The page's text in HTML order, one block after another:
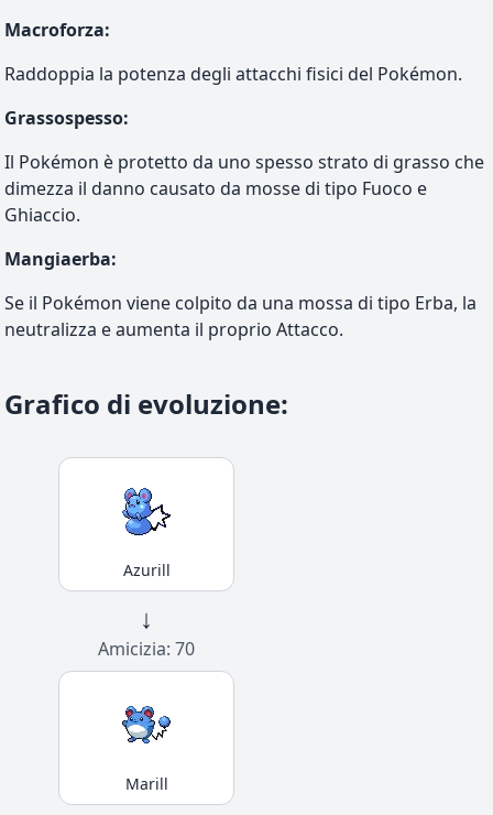
Macroforza:
Raddoppia la potenza degli attacchi fisici del Pokémon.
Grassospesso:
Il Pokémon è protetto da uno spesso strato di grasso che
dimezza il danno causato da mosse di tipo Fuoco e
Ghiaccio.
Mangiaerba:
Se il Pokémon viene colpito da una mossa di tipo Erba, la
neutralizza e aumenta il proprio Attacco.
Grafico di evoluzione:
Azurill
↓
Amicizia: 70
Marill